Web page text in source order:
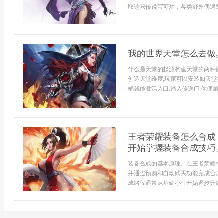
取这只传说宝可梦，各类野外偶
我的世界天堂怎么去
什么是天堂的起源构建天堂的两
创造天堂维度,玩家可以安装如天
桶就能激活入口,踏入传送门,你便
王者荣耀装备怎么合
开始掌握装备合成技巧
装备合成的基本原理。在王者荣
并通过预购和自动购买功能完成
成路径通常从基础小件开始逐步升